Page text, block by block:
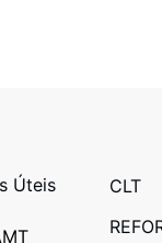
Úteis
CLT